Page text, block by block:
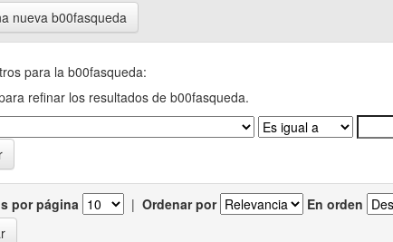
nueva b00fasqueda
para la b00fasqueda:
refinar los resultados de b00fasqueda.
por página | Ordenar por En orden